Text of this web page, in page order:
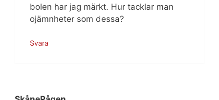
bolen har jag märkt. Hur tacklar man
ojämnheter som dessa?
Svara